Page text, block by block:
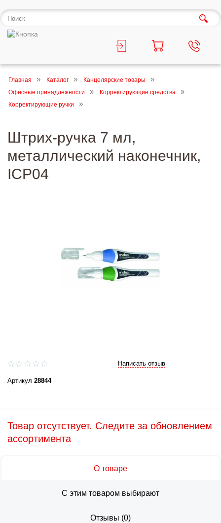
Главная Каталог
Канцелярские товары
Офисные принадлежности
Корректирующие средства
Корректирующие ручки
Штрих-ручка 7 мл,
металлический наконечник,
ICP04
Написать отзыв
Артикул 28844
Товар отсутствует. Следите за обновлением
ассортимента
О товаре
С этим товаром выбирают
Отзывы (0)